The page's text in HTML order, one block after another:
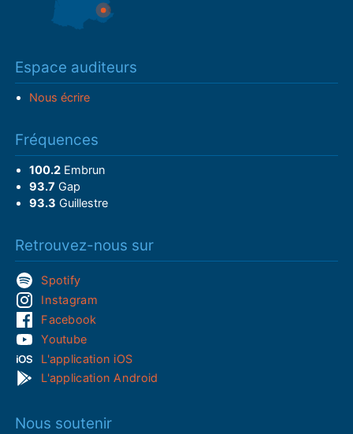
Espace auditeurs
Nous écrire
Fréquences
100.2Embrun
93.7 Gap
93.3 Guillestre
Retrouvez-nous sur
Spotify
Instagram
Facebook
Youtube
L'application iOS
L'application Android
Nous soutenir